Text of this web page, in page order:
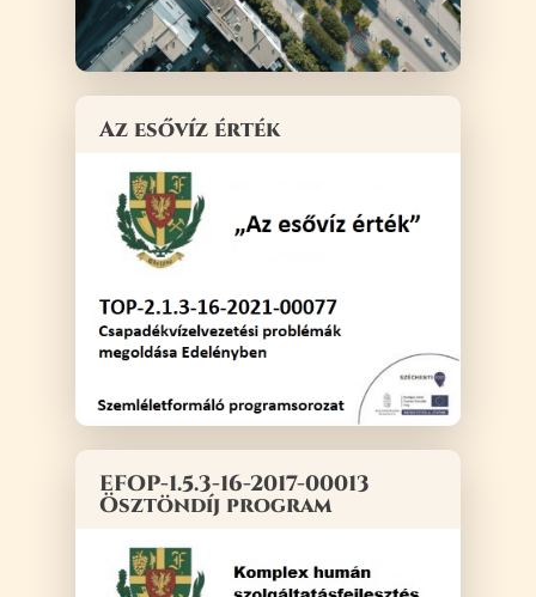
Az esővíz érték
EFOP-1.5.3-16-2017-00013
Ösztöndíj program